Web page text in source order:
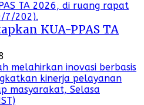
KUA-PPAS TA